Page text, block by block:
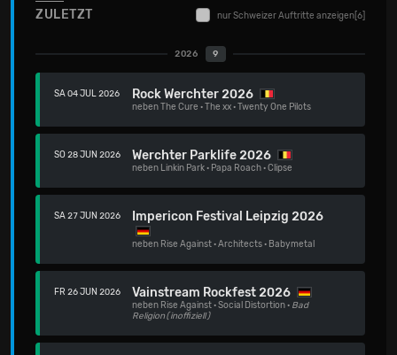
ZULETZT nur Schweizer Auftritte anzeigen [6]
2026 9
SA 04 JUL 2026 Rock Werchter 2026
nebenThe Cure ·The xx·Twenty One Pilots
SO 28 JUN 2026 Werchter Parklife 2026
neben Linkin Park· Papa Roach·Clipse
SA 27 JUN 2026 Impericon Festival Leipzig 2026
neben Rise Against·Architects· Babymetal
FR 26 JUN 2026 Vainstream Rockfest 2026
neben Rise Against·Social Distortion· Bad
Religion(inoffiziell)